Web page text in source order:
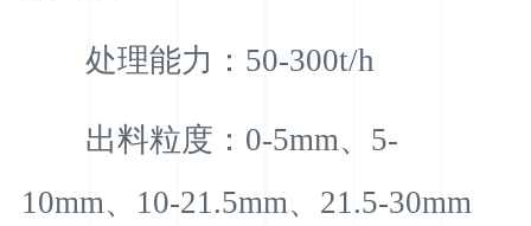
处理能力：50-300t/h
出料粒度：0-5mm、5-
10mm、10-21.5mm、21.5-30mm